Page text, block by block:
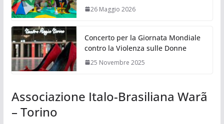
26 Maggio 2026
Concerto per la Giornata Mondiale
contro la Violenza sulle Donne
25 Novembre 2025
Associazione Italo-Brasiliana Warã
– Torino